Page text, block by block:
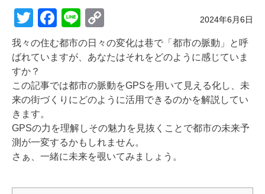
2024年6月6日
T
wi
tt
er
F
a
c
b
o
k
Li
n
e
o
p
Li
k
我々の住む都市の日々の変化は巷で「都市の脈動」と呼
ばれていますが、あなたはそれをどのように感じていま
すか？
この記事では都市の脈動をGPSを用いて見える化し、未
来の街づくりにどのように活用できるのかを解説してい
きます。
GPSの力を理解しその魅力を見抜くことで都市の未来予
測が一変するかもしれません。
さぁ、一緒に未来を覗いてみましょう。